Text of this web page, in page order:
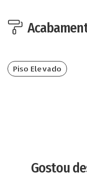
Piso Elevado
Gostou